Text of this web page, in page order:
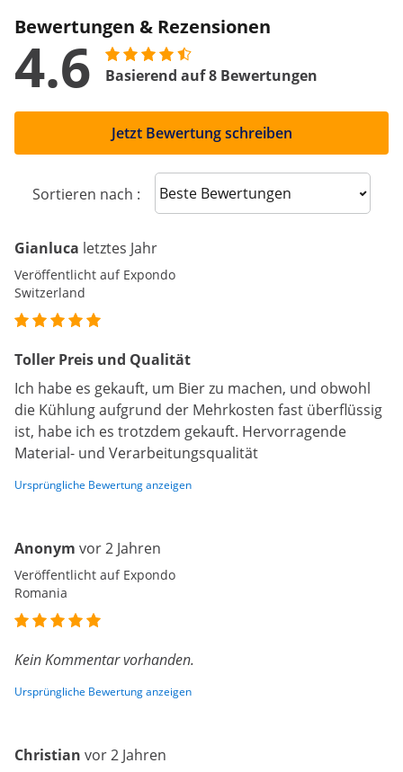
Bewertungen & Rezensionen
4.6 Basierend auf 8 Bewertungen
Jetzt Bewertung schreiben
Sortieren nach : Sort reviews
Gianluca letztes Jahr
Veröffentlicht auf Expondo
Switzerland
Toller Preis und Qualität
Ich habe es gekauft, um Bier zu machen, und obwohl
die Kühlung aufgrund der Mehrkosten fast überflüssig
ist, habe ich es trotzdem gekauft. Hervorragende
Material- und Verarbeitungsqualität
Ursprüngliche Bewertung anzeigen
Anonym vor 2 Jahren
Veröffentlicht auf Expondo
Romania
Kein Kommentar vorhanden.
Ursprüngliche Bewertung anzeigen
Christian vor 2 Jahren